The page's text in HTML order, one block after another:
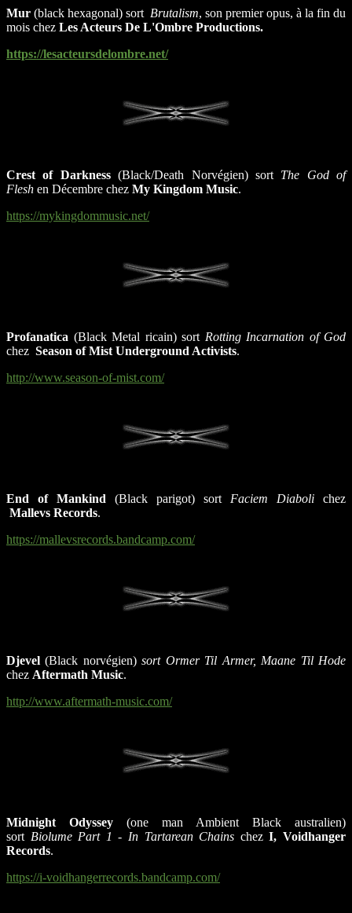
Mur (black hexagonal) sort Brutalism, son premier opus, à la fin du
mois chez Les Acteurs De L'Ombre Productions.
https://lesacteursdelombre.net/
Crest of Darkness(Black/Death Norvégien) sort The God of
Flesh en Décembre chez My Kingdom Music.
https://mykingdommusic.net/
Profanatica (Black Metal ricain) sort Rotting Incarnation of God
chez Season of Mist Underground Activists.
http://www.season-of-mist.com/
End of Mankind (Black parigot) sort Faciem Diaboli chez
Mallevs Records.
https://mallevsrecords.bandcamp.com/
Djevel(Black norvégien)sort Ormer Til Armer, Maane Til Hode
chez Aftermath Music.
http://www.aftermath-music.com/
Midnight Odyssey (one man Ambient Black australien)
sort Biolume Part 1 - In Tartarean Chains chezI, Voidhanger
Records.
https://i-voidhangerrecords.bandcamp.com/